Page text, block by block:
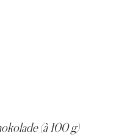
(à 100 g)